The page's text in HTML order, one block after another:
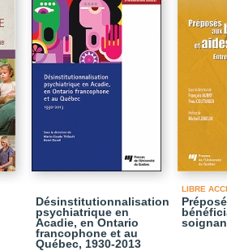
Désinstitutionnalisation
psychiatrique en
Acadie, en Ontario
francophone et au
Québec, 1930-2013
LIBRE